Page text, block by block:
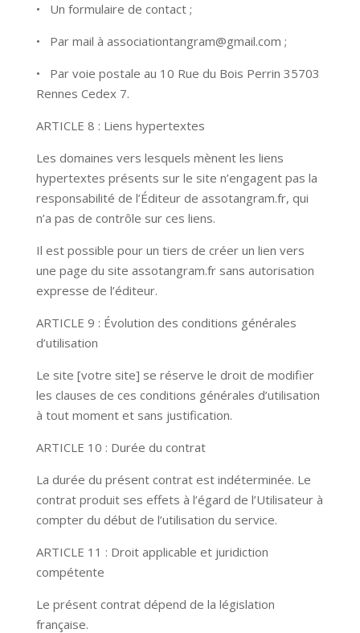
• Un formulaire de contact ;
• Par mail à associationtangram@gmail.com ;
• Par voie postale au 10 Rue du Bois Perrin 35703
Rennes Cedex 7.
ARTICLE 8 : Liens hypertextes
Les domaines vers lesquels mènent les liens
hypertextes présents sur le site n’engagent pas la
responsabilité de l’Éditeur de assotangram.fr, qui
n’a pas de contrôle sur ces liens.
Il est possible pour un tiers de créer un lien vers
une page du site assotangram.fr sans autorisation
expresse de l’éditeur.
ARTICLE 9 : Évolution des conditions générales
d’utilisation
Le site [votre site] se réserve le droit de modifier
les clauses de ces conditions générales d’utilisation
à tout moment et sans justification.
ARTICLE 10 : Durée du contrat
La durée du présent contrat est indéterminée. Le
contrat produit ses effets à l’égard de l’Utilisateur à
compter du début de l’utilisation du service.
ARTICLE 11 : Droit applicable et juridiction
compétente
Le présent contrat dépend de la législation
française.